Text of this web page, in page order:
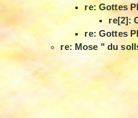
re: Gottes
re[2]:
re: Gottes
re: Mose " du